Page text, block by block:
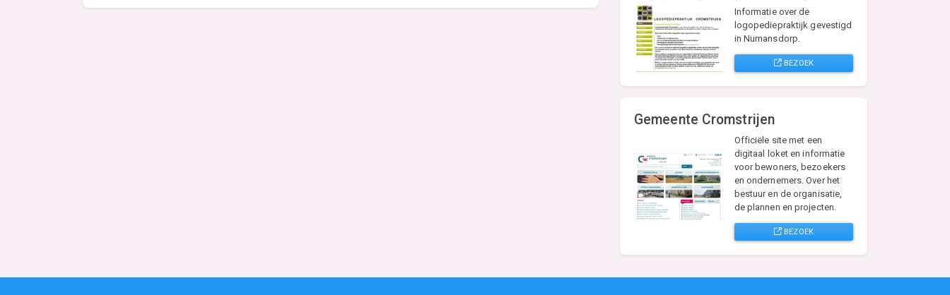
Informatie over de
logopediepraktijk gevestigd
in Numansdorp.
BEZOEK
Gemeente Cromstrijen
Officiële site met een
digitaal loket en informatie
voor bewoners, bezoekers
en ondernemers. Over het
bestuur en de organisatie,
de plannen en projecten.
BEZOEK